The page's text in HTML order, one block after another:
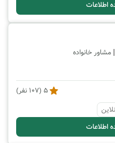
اطلاعات
| مشاور خانواده
5
(
107 نفر)
اطلاعات